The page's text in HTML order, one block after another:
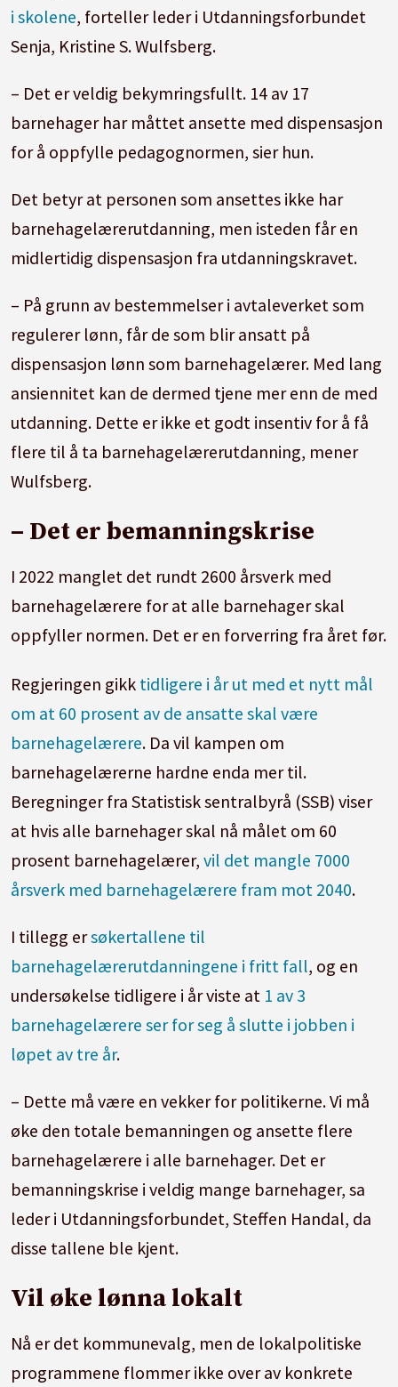
Kommunen kan gi dispensasjon fra
utdanningskravet for inntil ett år om
oppfyller utdanningskravet, kan jobbe som
pedagogisk leder.
i skolene, forteller leder i Utdanningsforbundet
Senja, Kristine S. Wulfsberg.
– Det er veldig bekymringsfullt. 14 av 17
barnehager har måttet ansette med dispensasjon
for å oppfylle pedagognormen, sier hun.
Det betyr at personen som ansettes ikke har
barnehagelærerutdanning, men isteden får en
midlertidig dispensasjon fra utdanningskravet.
– På grunn av bestemmelser i avtaleverket som
regulerer lønn, får de som blir ansatt på
dispensasjon lønn som barnehagelærer. Med lang
ansiennitet kan de dermed tjene mer enn de med
utdanning. Dette er ikke et godt insentiv for å få
flere til å ta barnehagelærerutdanning, mener
Wulfsberg.
– Det er bemanningskrise
I 2022 manglet det rundt 2600 årsverk med
barnehagelærere for at alle barnehager skal
oppfyller normen. Det er en forverring fra året før.
Regjeringen gikk tidligere i år ut med et nytt mål
om at 60 prosent av de ansatte skal være
barnehagelærere. Da vil kampen om
barnehagelærerne hardne enda mer til.
Beregninger fra Statistisk sentralbyrå (SSB) viser
at hvis alle barnehager skal nå målet om 60
prosent barnehagelærer,vil det mangle 7000
årsverk med barnehagelærere fram mot 2040.
I tillegg ersøkertallene til
barnehagelærerutdanningene i fritt fall, og en
undersøkelse tidligere i år viste at 1 av 3
barnehagelærere ser for seg å slutte i jobben i
løpet av tre år.
– Dette må være en vekker for politikerne. Vi må
øke den totale bemanningen og ansette flere
barnehagelærere i alle barnehager. Det er
bemanningskrise i veldig mange barnehager, sa
leder i Utdanningsforbundet, Steffen Handal, da
disse tallene ble kjent.
Vil øke lønna lokalt
Nå er det kommunevalg, men de lokalpolitiske
programmene flommer ikke over av konkrete